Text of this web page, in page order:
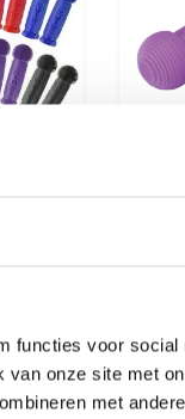
functies voor social
onze site met
met